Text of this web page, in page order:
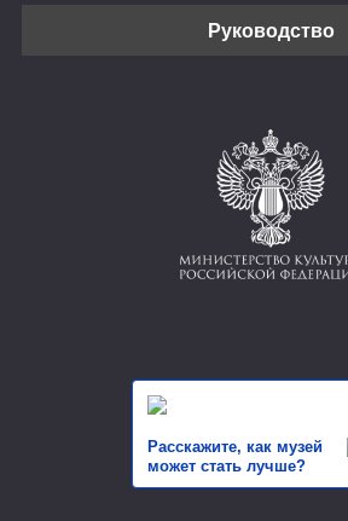
Руководство
Расскажите, как музей
может стать лучше?